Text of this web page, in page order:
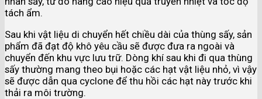
tách ẩm.
Sau khi vật liệu di chuyển hết chiều dài của thùng sấy, sản
phẩm đã đạt độ khô yêu cầu sẽ được đưa ra ngoài và
chuyển đến khu vực lưu trữ. Dòng khí sau khi đi qua thùng
sấy thường mang theo bụi hoặc các hạt vật liệu nhỏ, vì vậy
sẽ được dẫn qua cyclone để thu hồi các hạt này trước khi
thải ra môi trường.